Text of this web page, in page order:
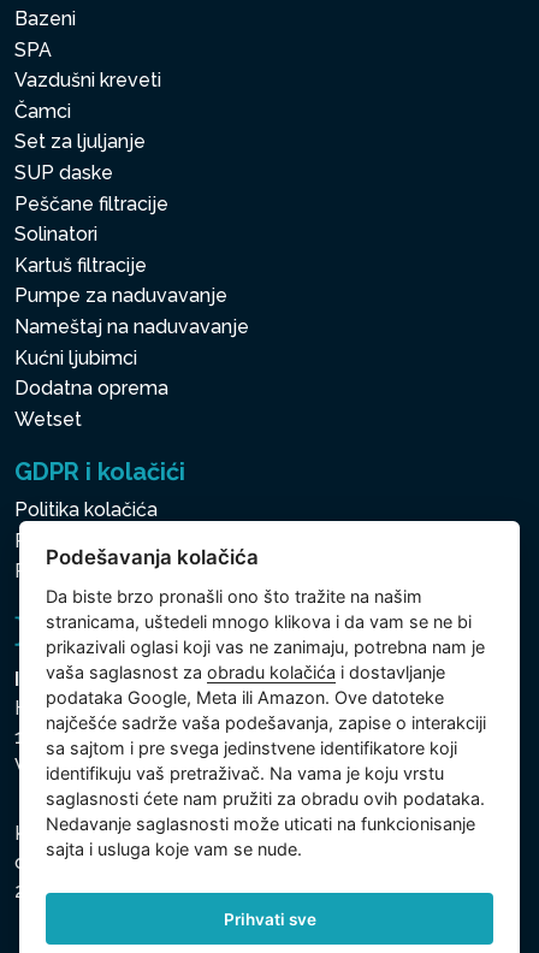
Bazeni
SPA
Vazdušni kreveti
Čamci
Set za ljuljanje
SUP daske
Peščane filtracije
Solinatori
Kartuš filtracije
Pumpe za naduvavanje
Nameštaj na naduvavanje
Kućni ljubimci
Dodatna oprema
Wetset
GDPR i kolačići
Politika kolačića
Politika zaštite ličnih i drugih obrađivanih podataka
Politika kolačića
Intex Trading, s.r.o.
Hradecká 2526/3
130 00 Praha 3
Vinohrady - Česká republika
Kompanija je registrovana u Opštinskom sudu u Pragu,
odeljak C, uložak 74759, Identifikacioni broj kompanije:
26150808, Poreski identifikacioni broj: CZ26150808.
Podešavanja kolačića
Da biste brzo pronašli ono što tražite na našim
stranicama, uštedeli mnogo klikova i da vam se ne bi
prikazivali oglasi koji vas ne zanimaju, potrebna nam je
vaša saglasnost zaobradu kolačića i dostavljanje
podataka Google, Meta ili Amazon. Ove datoteke
najčešće sadrže vaša podešavanja, zapise o interakciji
sa sajtom i pre svega jedinstvene identifikatore koji
identifikuju vaš pretraživač. Na vama je koju vrstu
saglasnosti ćete nam pružiti za obradu ovih podataka.
Nedavanje saglasnosti može uticati na funkcionisanje
sajta i usluga koje vam se nude.
Prihvati sve